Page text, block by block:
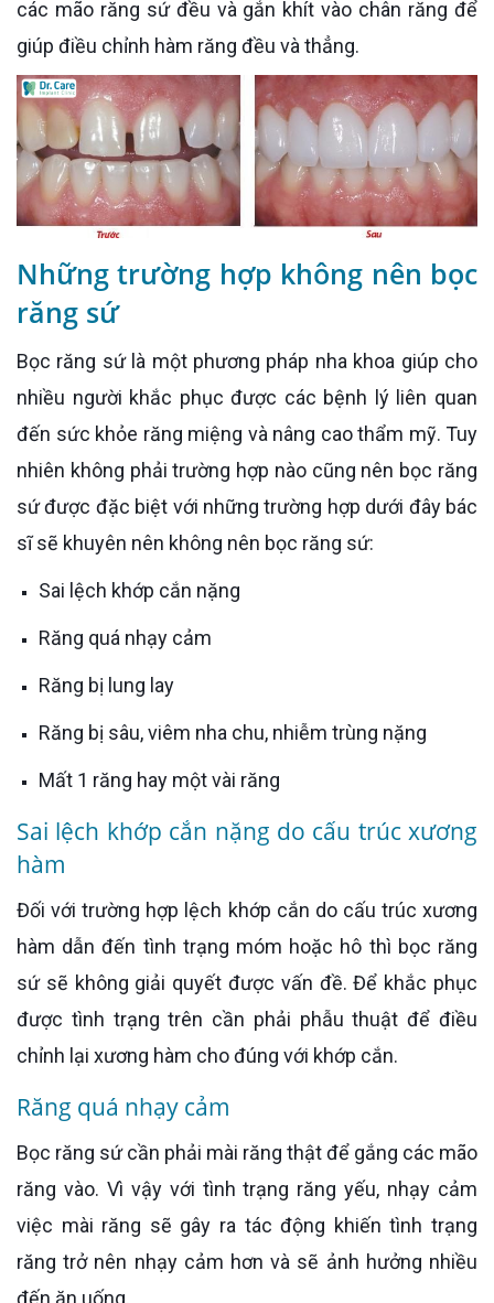
các mão răng sứ đều và gắn khít vào chân răng để
giúp điều chỉnh hàm răng đều và thẳng.
Những trường hợp không nên bọc
răng sứ
Bọc răng sứ là một phương pháp nha khoa giúp cho
nhiều người khắc phục được các bệnh lý liên quan
đến sức khỏe răng miệng và nâng cao thẩm mỹ. Tuy
nhiên không phải trường hợp nào cũng nên bọc răng
sứ được đặc biệt với những trường hợp dưới đây bác
sĩ sẽ khuyên nên không nên bọc răng sứ:
Sai lệch khớp cắn nặng
Răng quá nhạy cảm
Răng bị lung lay
Răng bị sâu, viêm nha chu, nhiễm trùng nặng
Mất 1 răng hay một vài răng
Sai lệch khớp cắn nặng do cấu trúc xương
hàm
Đối với trường hợp lệch khớp cắn do cấu trúc xương
hàm dẫn đến tình trạng móm hoặc hô thì bọc răng
sứ sẽ không giải quyết được vấn đề. Để khắc phục
được tình trạng trên cần phải phẫu thuật để điều
chỉnh lại xương hàm cho đúng với khớp cắn.
Răng quá nhạy cảm
Bọc răng sứ cần phải mài răng thật để gắng các mão
răng vào. Vì vậy với tình trạng răng yếu, nhạy cảm
việc mài răng sẽ gây ra tác động khiến tình trạng
răng trở nên nhạy cảm hơn và sẽ ảnh hưởng nhiều
đến ăn uống.